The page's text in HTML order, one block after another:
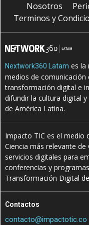
Nosotros
Terminos y
Nextwork360 Latam es la
medios de
transformación digital e
difundir la cultura digital
de América Latina.
Impacto TIC es el medio
Ciencia más relevante
servicios digitales para
conferencias y
Transformación Digital
Contactos
contacto@impactotic.co